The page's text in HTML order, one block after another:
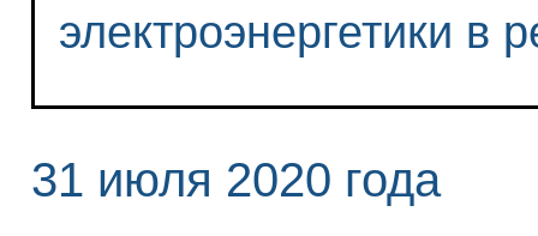
электроэнергетики в
31 июля 2020 года